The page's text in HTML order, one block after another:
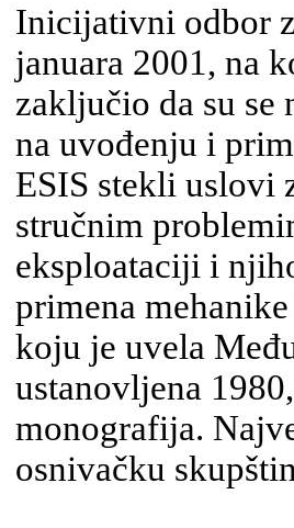
Inicijativni odbor
januara 2001, na
zaključio da su se
na uvođenju i
ESIS stekli uslovi
stručnim
eksploataciji i
primena
koju je uvela
ustanovljena
monografija.
osnivačku